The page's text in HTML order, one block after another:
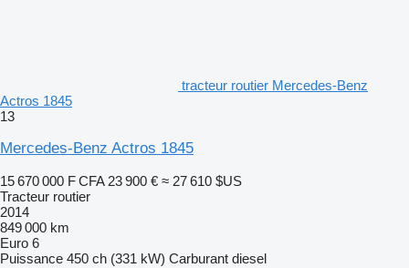
tracteur routier Mercedes-Benz
Actros 1845
13
Mercedes-Benz Actros 1845
15 670 000 F CFA 23 900 € ≈ 27 610 $US
Tracteur routier
2014
849 000 km
Euro 6
Puissance 450 ch (331 kW) Carburant diesel